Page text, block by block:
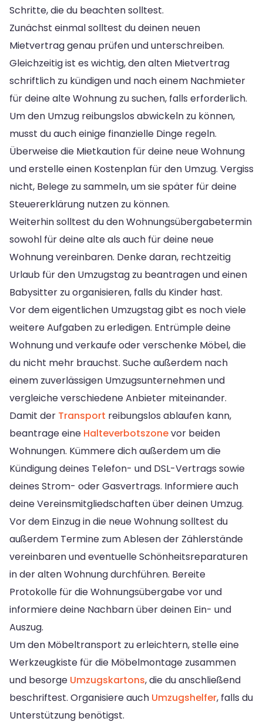
Schritte, die du beachten solltest.
Zunächst einmal solltest du deinen neuen
Mietvertrag genau prüfen und unterschreiben.
Gleichzeitig ist es wichtig, den alten Mietvertrag
schriftlich zu kündigen und nach einem Nachmieter
für deine alte Wohnung zu suchen, falls erforderlich.
Um den Umzug reibungslos abwickeln zu können,
musst du auch einige finanzielle Dinge regeln.
Überweise die Mietkaution für deine neue Wohnung
und erstelle einen Kostenplan für den Umzug. Vergiss
nicht, Belege zu sammeln, um sie später für deine
Steuererklärung nutzen zu können.
Weiterhin solltest du den Wohnungsübergabetermin
sowohl für deine alte als auch für deine neue
Wohnung vereinbaren. Denke daran, rechtzeitig
Urlaub für den Umzugstag zu beantragen und einen
Babysitter zu organisieren, falls du Kinder hast.
Vor dem eigentlichen Umzugstag gibt es noch viele
weitere Aufgaben zu erledigen. Entrümple deine
Wohnung und verkaufe oder verschenke Möbel, die
du nicht mehr brauchst. Suche außerdem nach
einem zuverlässigen Umzugsunternehmen und
vergleiche verschiedene Anbieter miteinander.
Damit der Transport reibungslos ablaufen kann,
beantrage eine Halteverbotszonevor beiden
Wohnungen. Kümmere dich außerdem um die
Kündigung deines Telefon- und DSL-Vertrags sowie
deines Strom- oder Gasvertrags. Informiere auch
deine Vereinsmitgliedschaften über deinen Umzug.
Vor dem Einzug in die neue Wohnung solltest du
außerdem Termine zum Ablesen der Zählerstände
vereinbaren und eventuelle Schönheitsreparaturen
in der alten Wohnung durchführen. Bereite
Protokolle für die Wohnungsübergabe vor und
informiere deine Nachbarn über deinen Ein- und
Auszug.
Um den Möbeltransport zu erleichtern, stelle eine
Werkzeugkiste für die Möbelmontage zusammen
und besorge Umzugskartons, die du anschließend
beschriftest. Organisiere auch Umzugshelfer, falls du
Unterstützung benötigst.